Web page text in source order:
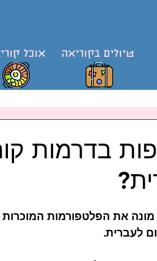
אוכל טיולים בקוריאה
בדרמות
מונה את הפלטפורמות
לעברית.